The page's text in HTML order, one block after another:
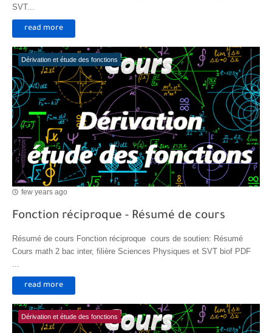
SVT...
read more
Dérivation et étude des fonctions
few years ago
Fonction réciproque - Résumé de cours
Résumé de cours Fonction réciproque cours de soutien: Résumé
Cours math 2 bac inter, filière Sciences Physiques et SVT biof PDF
read more
Dérivation et étude des fonctions